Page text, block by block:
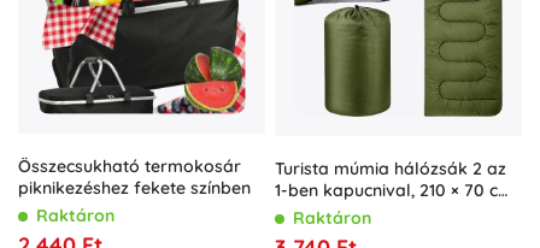
Összecsukható termokosár
piknikezéshez fekete színben
Raktáron
Turista múmia hálózsák 2 az
1-ben kapucnival, 210 × 70 cm,
zöldRaktáron